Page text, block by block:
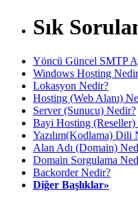
Sık
Yöncü Güncel SMTP
Windows Hosting
Lokasyon Nedir?
Hosting (Web Alanı)
Server (Sunucu) Nedir?
Bayi Hosting (Reseller)
Yazılım(Kodlama) Dili
Alan Adı (Domain)
Domain Sorgulama
Backorder Nedir?
Diğer Başlıklar»